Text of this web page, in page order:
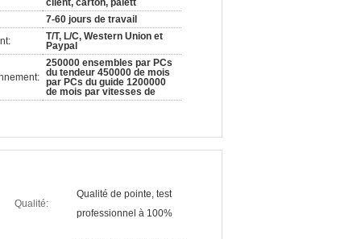
client, carton, palett
7-60 jours de travail
T/T, L/C, Western Union et
Paypal
250000 ensembles par PCs
du tendeur 450000 de mois
par PCs du guide 1200000
de mois par vitesses de
Qualité:
Qualité de pointe, test
professionnel à 100%